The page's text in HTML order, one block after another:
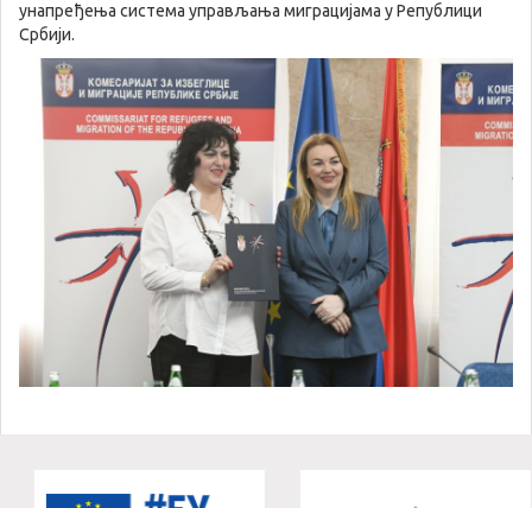
унапређења система управљања миграцијама у Републици
Србији.